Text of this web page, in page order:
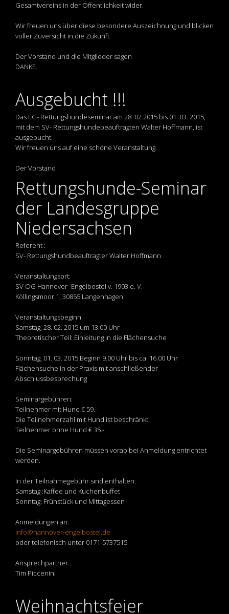
Gesamtvereins in der Öffentlichkeit wider.
Wir freuen uns über diese besondere Auszeichnung und blicken
voller Zuversicht in die Zukunft.
Der Vorstand und die Mitglieder sagen
DANKE.
Ausgebucht !!!
Das LG- Rettungshundeseminar am 28. 02.2015 bis 01. 03. 2015,
mit dem SV- Rettungshundebeauftragten Walter Hoffmann, ist
ausgebucht.
Wir freuen uns auf eine schöne Veranstaltung.
Der Vorstand
Rettungshunde-Seminar
der Landesgruppe
Niedersachsen
Referent :
SV- Rettungshundbeauftragter Walter Hoffmann
Veranstaltungsort:
SV OG Hannover- Engelbostel v. 1903 e. V.
Köllingsmoor 1, 30855 Langenhagen
Veranstaltungsbeginn:
Samstag, 28. 02. 2015 um 13.00 Uhr
Theoretischer Teil: Einleitung in die Flächensuche
Sonntag, 01. 03. 2015 Beginn 9.00 Uhr bis ca. 16.00 Uhr
Flächensuche in der Praxis mit anschließender
Abschlussbesprechung
Seminargebühren:
Teilnehmer mit Hund € 59.-
Die Teilnehmerzahl mit Hund ist beschränkt.
Teilnehmer ohne Hund € 35.-
Die Seminargebühren müssen vorab bei Anmeldung entrichtet
werden.
In der Teilnahmegebühr sind enthalten:
Samstag :Kaffee und Kuchenbuffet
Sonntag: Frühstück und Mittagessen
Anmeldungen an:
info@hannover-engelbostel.de
oder telefonisch unter 0171-5737515
Ansprechpartner :
Tim Piccenini
Weihnachtsfeier